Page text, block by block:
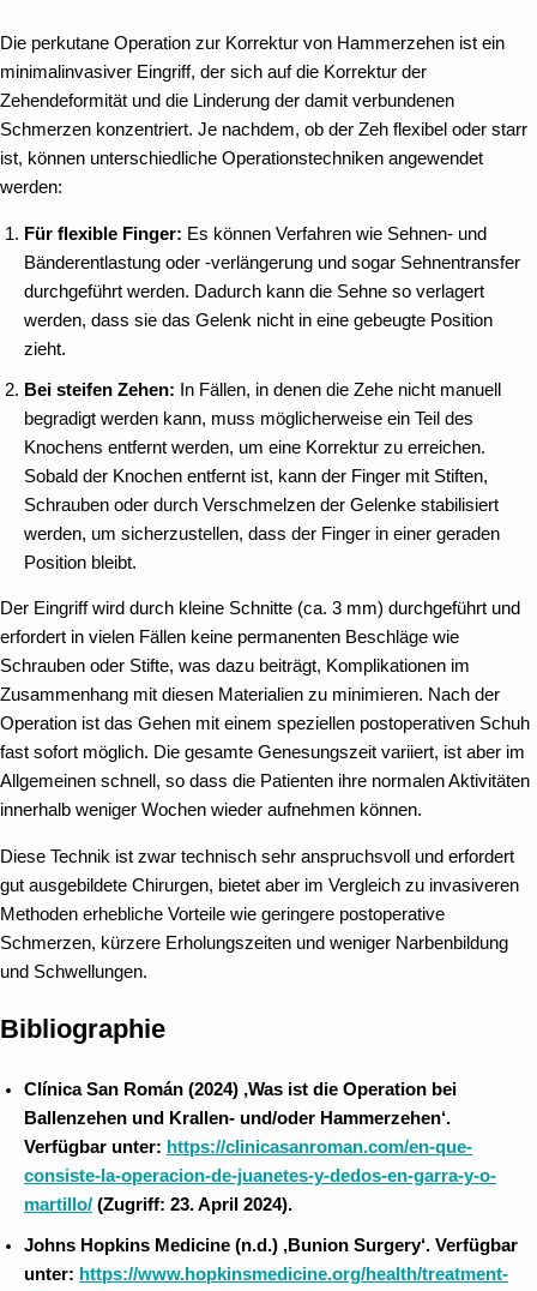
Die perkutane Operation zur Korrektur von Hammerzehen ist ein
minimalinvasiver Eingriff, der sich auf die Korrektur der
Zehendeformität und die Linderung der damit verbundenen
Schmerzen konzentriert. Je nachdem, ob der Zeh flexibel oder starr
ist, können unterschiedliche Operationstechniken angewendet
werden:
Für flexible Finger: Es können Verfahren wie Sehnen- und
Bänderentlastung oder -verlängerung und sogar Sehnentransfer
durchgeführt werden. Dadurch kann die Sehne so verlagert
werden, dass sie das Gelenk nicht in eine gebeugte Position
zieht.
Bei steifen Zehen: In Fällen, in denen die Zehe nicht manuell
begradigt werden kann, muss möglicherweise ein Teil des
Knochens entfernt werden, um eine Korrektur zu erreichen.
Sobald der Knochen entfernt ist, kann der Finger mit Stiften,
Schrauben oder durch Verschmelzen der Gelenke stabilisiert
werden, um sicherzustellen, dass der Finger in einer geraden
Position bleibt.
Der Eingriff wird durch kleine Schnitte (ca. 3 mm) durchgeführt und
erfordert in vielen Fällen keine permanenten Beschläge wie
Schrauben oder Stifte, was dazu beiträgt, Komplikationen im
Zusammenhang mit diesen Materialien zu minimieren. Nach der
Operation ist das Gehen mit einem speziellen postoperativen Schuh
fast sofort möglich. Die gesamte Genesungszeit variiert, ist aber im
Allgemeinen schnell, so dass die Patienten ihre normalen Aktivitäten
innerhalb weniger Wochen wieder aufnehmen können.
Diese Technik ist zwar technisch sehr anspruchsvoll und erfordert
gut ausgebildete Chirurgen, bietet aber im Vergleich zu invasiveren
Methoden erhebliche Vorteile wie geringere postoperative
Schmerzen, kürzere Erholungszeiten und weniger Narbenbildung
und Schwellungen.
Bibliographie
Clínica San Román (2024) ‚Was ist die Operation bei
Ballenzehen und Krallen- und/oder Hammerzehen‘.
Verfügbar unter: https://clinicasanroman.com/en-que-
consiste-la-operacion-de-juanetes-y-dedos-en-garra-y-o-
martillo/ (Zugriff: 23. April 2024).
Johns Hopkins Medicine (n.d.) ‚Bunion Surgery‘. Verfügbar
unter: https://www.hopkinsmedicine.org/health/treatment-